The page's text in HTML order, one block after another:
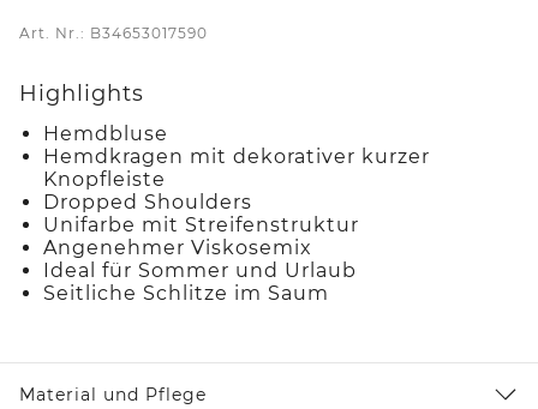
Art. Nr.: B34653017590
Highlights
Hemdbluse
Hemdkragen mit dekorativer kurzer
Knopfleiste
Dropped Shoulders
Unifarbe mit Streifenstruktur
Angenehmer Viskosemix
Ideal für Sommer und Urlaub
Seitliche Schlitze im Saum
Material und Pflege